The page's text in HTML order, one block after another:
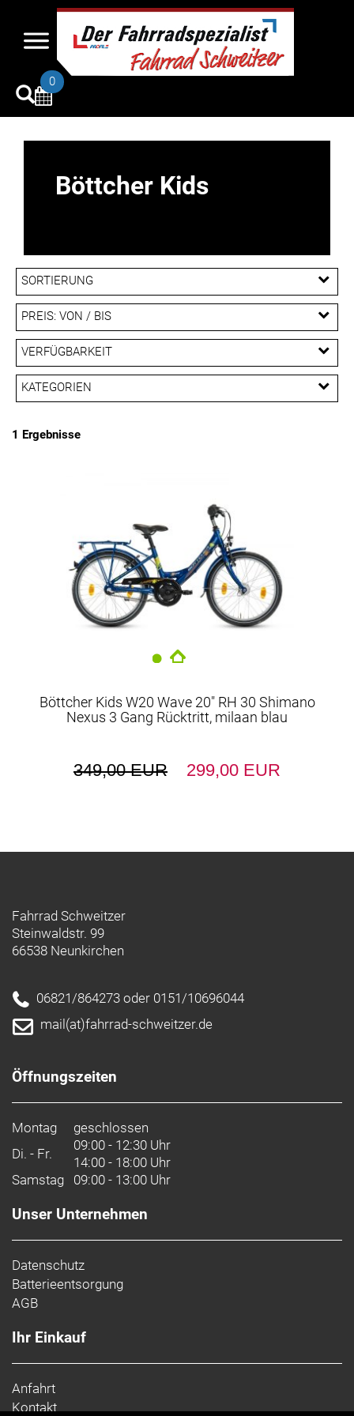
0
Böttcher Kids
SORTIERUNG
PREIS: VON / BIS
EUR
EUR
PREISFILTER ANWENDEN
VERFÜGBARKEIT
KATEGORIEN
1 Ergebnisse
Böttcher Kids W20 Wave 20" RH 30 Shimano
Nexus 3 Gang Rücktritt, milaan blau
349,00 EUR 299,00 EUR
Fahrrad Schweitzer
Steinwaldstr. 99
66538 Neunkirchen
06821/864273 oder 0151/10696044
mail(at)fahrrad-schweitzer.de
Öffnungszeiten
Montag
geschlossen
Di. - Fr.
09:00 - 12:30 Uhr
14:00 - 18:00 Uhr
Samstag 09:00 - 13:00 Uhr
Unser Unternehmen
Datenschutz
Batterieentsorgung
AGB
Ihr Einkauf
Anfahrt
Kontakt